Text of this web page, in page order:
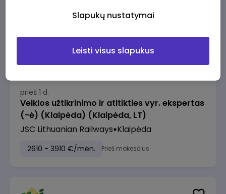
prieš 1 d.
Veiklos užtikrinimo ir atitikties vyr. ekspertas
(-ė) (Klaipėda) (Klaipėda, LT)
JSC Lithuanian Railways Klaipėda
2610 - 3910 €/mėn. Prieš mokesčius
Slapukų nustatymai
Leisti visus slapukus